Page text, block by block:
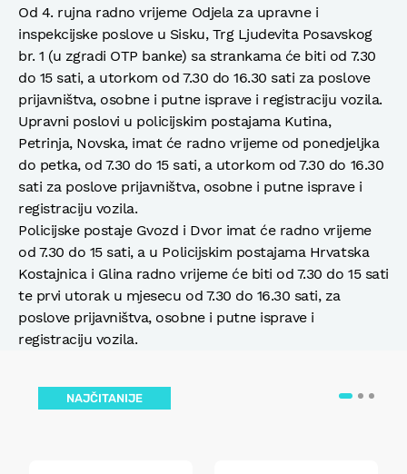
Od 4. rujna radno vrijeme Odjela za upravne i
inspekcijske poslove u Sisku, Trg Ljudevita Posavskog
br. 1 (u zgradi OTP banke) sa strankama će biti od 7.30
do 15 sati, a utorkom od 7.30 do 16.30 sati za poslove
prijavništva, osobne i putne isprave i registraciju vozila.
Upravni poslovi u policijskim postajama Kutina,
Petrinja, Novska, imat će radno vrijeme od ponedjeljka
do petka, od 7.30 do 15 sati, a utorkom od 7.30 do 16.30
sati za poslove prijavništva, osobne i putne isprave i
registraciju vozila.
Policijske postaje Gvozd i Dvor imat će radno vrijeme
od 7.30 do 15 sati, a u Policijskim postajama Hrvatska
Kostajnica i Glina radno vrijeme će biti od 7.30 do 15 sati
te prvi utorak u mjesecu od 7.30 do 16.30 sati, za
poslove prijavništva, osobne i putne isprave i
registraciju vozila.
NAJČITANIJE